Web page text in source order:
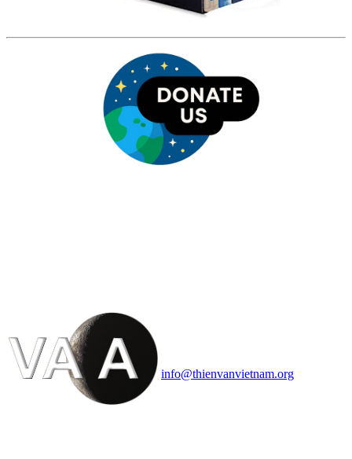
info@thienvanvietnam.org